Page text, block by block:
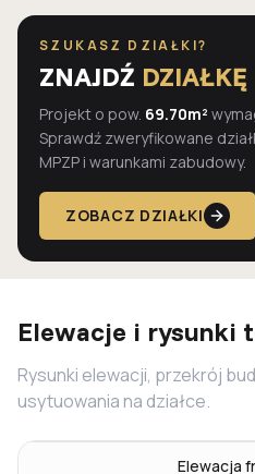
SZUKASZ DZIAŁKI?
ZNAJDŹ DZIAŁKĘ
Projekt o pow. 69.70m²
Sprawdź zweryfikowane
MPZP i warunkami zabudowy.
ZOBACZ DZIAŁKI
Elewacje i rysunki
Rysunki elewacji, przekrój
usytuowania na działce.
Elewacja